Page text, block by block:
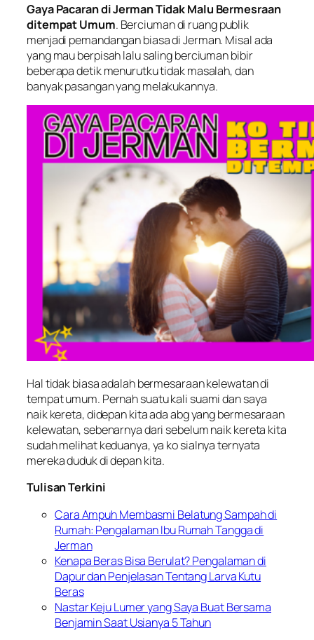
Gaya Pacaran di Jerman Tidak Malu Bermesraan
ditempat Umum. Berciuman di ruang publik
menjadi pemandangan biasa di Jerman. Misal ada
yang mau berpisah lalu saling berciuman bibir
beberapa detik menurutku tidak masalah, dan
banyak pasangan yang melakukannya.
Hal tidak biasa adalah bermesaraan kelewatan di
tempat umum. Pernah suatu kali suami dan saya
naik kereta, didepan kita ada abg yang bermesaraan
kelewatan, sebenarnya dari sebelum naik kereta kita
sudah melihat keduanya, ya ko sialnya ternyata
mereka duduk di depan kita.
Tulisan Terkini
Cara Ampuh Membasmi Belatung Sampah di
Rumah: Pengalaman Ibu Rumah Tangga di
Jerman
Kenapa Beras Bisa Berulat? Pengalaman di
Dapur dan Penjelasan Tentang Larva Kutu
Beras
Nastar Keju Lumer yang Saya Buat Bersama
Benjamin Saat Usianya 5 Tahun